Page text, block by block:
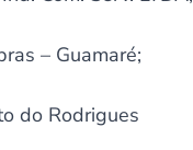
– Guamaré;
do Rodrigues